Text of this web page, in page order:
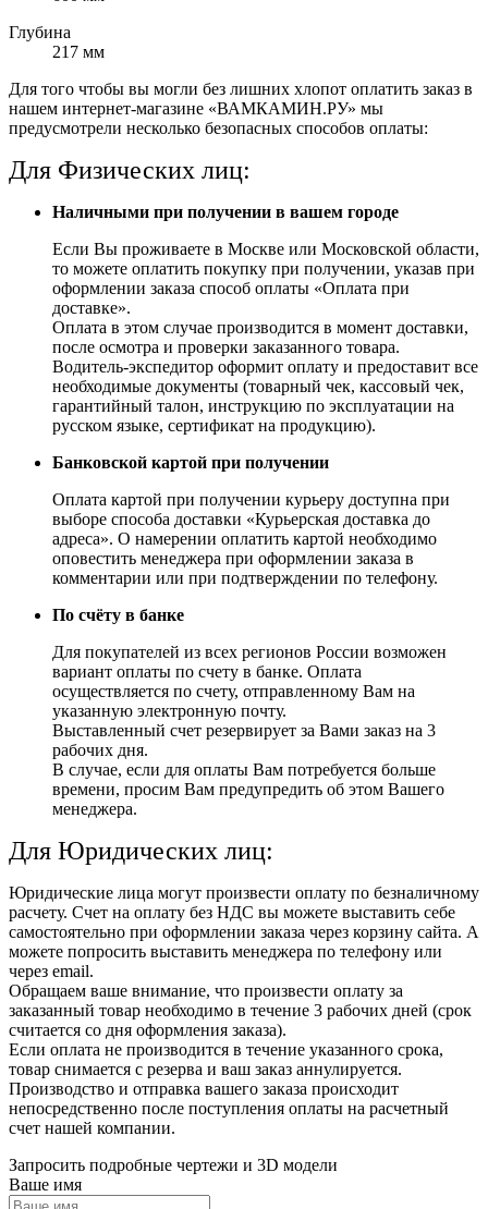
Глубина
217 мм
Для того чтобы вы могли без лишних хлопот оплатить заказ в
нашем интернет-магазине «ВАМКАМИН.РУ» мы
предусмотрели несколько безопасных способов оплаты:
Для Физических лиц:
Наличными при получении в вашем городе
Если Вы проживаете в Москве или Московской области,
то можете оплатить покупку при получении, указав при
оформлении заказа способ оплаты «Оплата при
доставке».
Оплата в этом случае производится в момент доставки,
после осмотра и проверки заказанного товара.
Водитель-экспедитор оформит оплату и предоставит все
необходимые документы (товарный чек, кассовый чек,
гарантийный талон, инструкцию по эксплуатации на
русском языке, сертификат на продукцию).
Банковской картой при получении
Оплата картой при получении курьеру доступна при
выборе способа доставки «Курьерская доставка до
адреса». О намерении оплатить картой необходимо
оповестить менеджера при оформлении заказа в
комментарии или при подтверждении по телефону.
По счёту в банке
Для покупателей из всех регионов России возможен
вариант оплаты по счету в банке. Оплата
осуществляется по счету, отправленному Вам на
указанную электронную почту.
Выставленный счет резервирует за Вами заказ на 3
рабочих дня.
В случае, если для оплаты Вам потребуется больше
времени, просим Вам предупредить об этом Вашего
менеджера.
Для Юридических лиц:
Юридические лица могут произвести оплату по безналичному
расчету. Счет на оплату без НДС вы можете выставить себе
самостоятельно при оформлении заказа через корзину сайта. А
можете попросить выставить менеджера по телефону или
через email.
Обращаем ваше внимание, что произвести оплату за
заказанный товар необходимо в течение 3 рабочих дней (срок
считается со дня оформления заказа).
Если оплата не производится в течение указанного срока,
товар снимается с резерва и ваш заказ аннулируется.
Производство и отправка вашего заказа происходит
непосредственно после поступления оплаты на расчетный
счет нашей компании.
Запросить подробные чертежи и 3D модели
Ваше имя